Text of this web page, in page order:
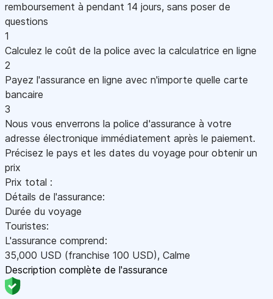
remboursement à pendant 14 jours, sans poser de
questions
1
Calculez le coût de la police avec la calculatrice en ligne
2
Payez l'assurance en ligne avec n'importe quelle carte
bancaire
3
Nous vous enverrons la police d'assurance à votre
adresse électronique immédiatement après le paiement.
Précisez le pays et les dates du voyage pour obtenir un
prix
Prix total :
Détails de l'assurance:
Durée du voyage
Touristes:
L'assurance comprend:
35,000 USD (franchise 100 USD), Calme
Description complète de l'assurance